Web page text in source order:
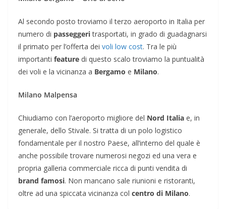
Al secondo posto troviamo il terzo aeroporto in Italia per
numero di passeggeritrasportati, in grado di guadagnarsi
il primato per l’offerta dei voli low cost. Tra le più
importanti feature di questo scalo troviamo la puntualità
dei voli e la vicinanza a Bergamo e Milano.
Milano Malpensa
Chiudiamo con l’aeroporto migliore del Nord Italia e, in
generale, dello Stivale. Si tratta di un polo logistico
fondamentale per il nostro Paese, all’interno del quale è
anche possibile trovare numerosi negozi ed una vera e
propria galleria commerciale ricca di punti vendita di
brand famosi. Non mancano sale riunioni e ristoranti,
oltre ad una spiccata vicinanza col centro di Milano.